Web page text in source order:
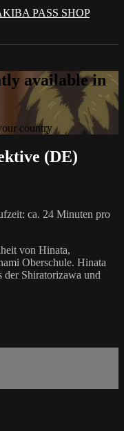
PASS SHOP
available in
country
(DE)
ca. 24 Minuten pro
von Hinata,
Oberschule. Hinata
der Shiratorizawa und